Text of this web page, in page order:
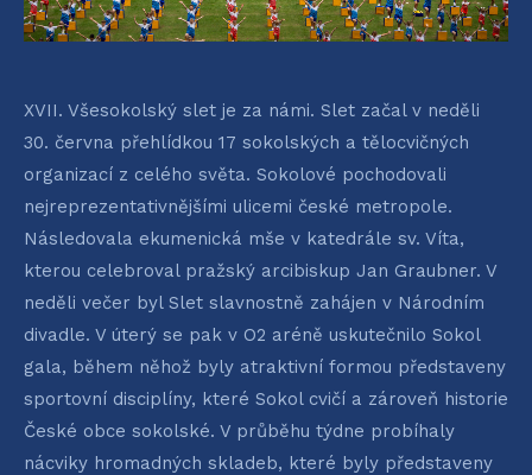
XVII. Všesokolský slet je za námi. Slet začal v neděli
30. června přehlídkou 17 sokolských a tělocvičných
organizací z celého světa. Sokolové pochodovali
nejreprezentativnějšími ulicemi české metropole.
Následovala ekumenická mše v katedrále sv. Víta,
kterou celebroval pražský arcibiskup Jan Graubner. V
neděli večer byl Slet slavnostně zahájen v Národním
divadle. V úterý se pak v O2 aréně uskutečnilo Sokol
gala, během něhož byly atraktivní formou představeny
sportovní disciplíny, které Sokol cvičí a zároveň historie
České obce sokolské. V průběhu týdne probíhaly
nácviky hromadných skladeb, které byly představeny